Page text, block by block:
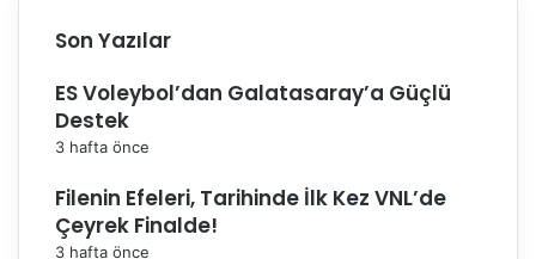
l
u
Son Yazılar
ES Voleybol’dan Galatasaray’a Güçlü
Destek
3 hafta önce
Filenin Efeleri, Tarihinde İlk Kez VNL’de
Çeyrek Finalde!
3 hafta önce